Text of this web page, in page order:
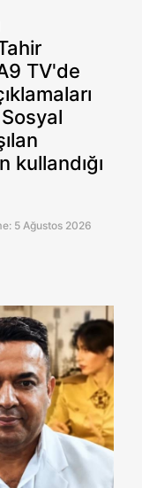
TV'de
kullandığı
5 Ağustos 2026